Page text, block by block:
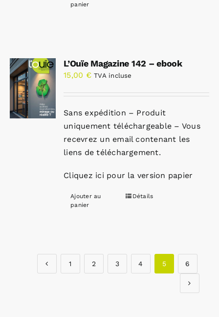
panier
L’Ouïe Magazine 142 – ebook
15,00 € TVA incluse
Sans expédition – Produit
uniquement téléchargeable – Vous
recevrez un email contenant les
liens de téléchargement.
Cliquez ici pour la version papier
Ajouter au
panier
Détails
1 2 3 4 5 6